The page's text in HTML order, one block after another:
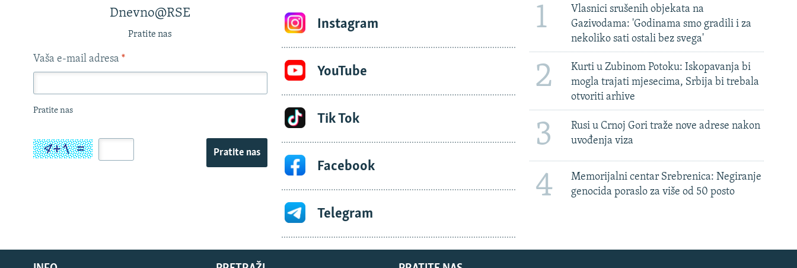
Dnevno@RSE
Pratite nas
Vaša e-mail adresa *
Pratite nas
Pratite nas
Instagram
YouTube
Tik Tok
Facebook
Telegram
1
Vlasnici srušenih objekata na
Gazivodama: 'Godinama smo gradili i za
nekoliko sati ostali bez svega'
2
Kurti u Zubinom Potoku: Iskopavanja bi
mogla trajati mjesecima, Srbija bi trebala
otvoriti arhive
3
Rusi u Crnoj Gori traže nove adrese nakon
uvođenja viza
4
Memorijalni centar Srebrenica: Negiranje
genocida poraslo za više od 50 posto